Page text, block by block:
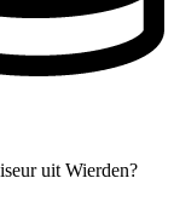
uit Wierden?